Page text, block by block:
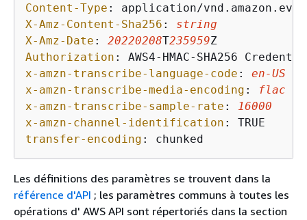
Content-Type :
X-Amz-Content-Sha256 : string
X-Amz-Date : 20220208T235959
Authorization : AWS4-HMAC-SHA256
x-amzn-transcribe-language-code : en-US
x-amzn-transcribe-media-encoding :
flac
x-amzn-transcribe-sample-rate : 16000
x-amzn-channel-identification :
transfer-encoding : chunked
Les définitions des paramètres se trouvent dans la
référence d'API ; les paramètres communs à toutes les
opérations d' AWS API sont répertoriés dans la section